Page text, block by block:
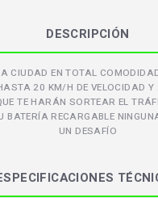
DESCRIPCIÓN
CIUDAD EN TOTAL
20 KM/H DE VELOCIDAD
TE HARÁN SORTEAR EL
BATERÍA RECARGABLE
UN DESAFÍO